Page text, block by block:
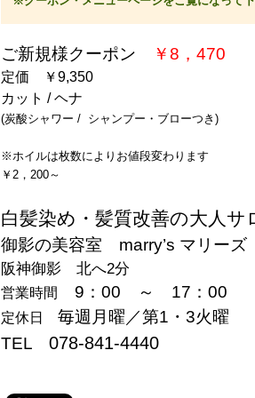
ご新規様クーポン ￥8，470
定価 ￥9,350
カット / ヘナ
(炭酸シャワー / シャンプー・ブローつき)
※ホイルは枚数によりお値段変わります
￥2，200～
白髪染め・髪質改善の大人サ
御影の美容室 marry’s マリーズ
阪神御影 北へ2分
営業時間 9：00 ～ 17：00
定休日 毎週月曜／第1・3火曜
TEL 078-841-4440